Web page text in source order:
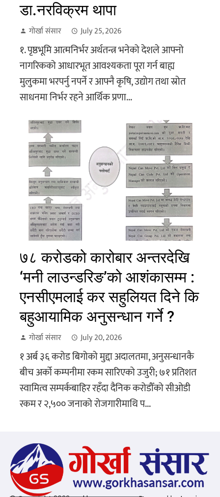
डा.नरविक्रम थापा
गोर्खा संसार July 25, 2026
१. पृष्ठभूमि आत्मनिर्भर अर्थतन्त्र भनेको देशले आफ्नो
नागरिकको आधारभूत आवश्यकता पूरा गर्न बाह्य
मुलुकमा भरपर्नु नपर्ने र आफ्नै कृषि, उद्योग तथा स्रोत
साधनमा निर्भर रहने आर्थिक प्रणा...
७८ करोडको कारोबार अन्तरदेखि
‘मनी लाउन्डरिङ’को आशंकासम्म :
एनसीएमलाई कर सहुलियत दिने कि
बहुआयामिक अनुसन्धान गर्ने ?
गोर्खा संसार July 20, 2026
१ अर्ब ३६ करोड बिगोको मुद्दा अदालतमा, अनुसन्धानकै
बीच अर्को कम्पनीमा रकम सारिएको उजुरी; ७१ प्रतिशत
स्वामित्व सम्पर्कबाहिर रहँदा दैनिक करोडौँको सीओडी
रकम र २,५०० जनाको रोजगारीमाथि प...